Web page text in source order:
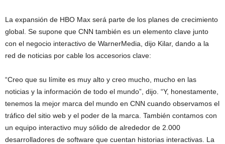
La expansión de HBO Max será parte de los planes de crecimiento
global. Se supone que CNN también es un elemento clave junto
con el negocio interactivo de WarnerMedia, dijo Kilar, dando a la
red de noticias por cable los accesorios clave:
“Creo que su límite es muy alto y creo mucho, mucho en las
noticias y la información de todo el mundo”, dijo. “Y, honestamente,
tenemos la mejor marca del mundo en CNN cuando observamos el
tráfico del sitio web y el poder de la marca. También contamos con
un equipo interactivo muy sólido de alrededor de 2.000
desarrolladores de software que cuentan historias interactivas. La